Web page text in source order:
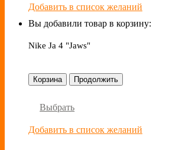
Добавить в список желаний
Вы добавили товар в корзину:
Nike Ja 4 "Jaws"
Корзина Продолжить
Выбрать
Добавить в список желаний